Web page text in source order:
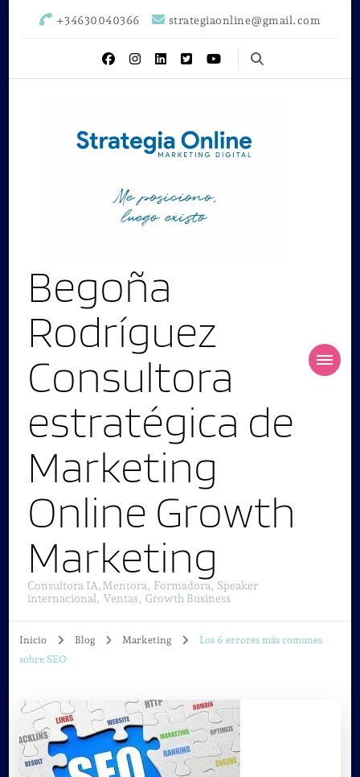
+34630040366 strategiaonline@gmail.com
Begoña
Rodríguez
Consultora
estratégica de
Marketing
Online Growth
Marketing
Consultora IA,Mentora, Formadora, Speaker
internacional, Ventas, Growth Business
Inicio Blog Marketing
Los 6 errores más comunes
sobre SEO